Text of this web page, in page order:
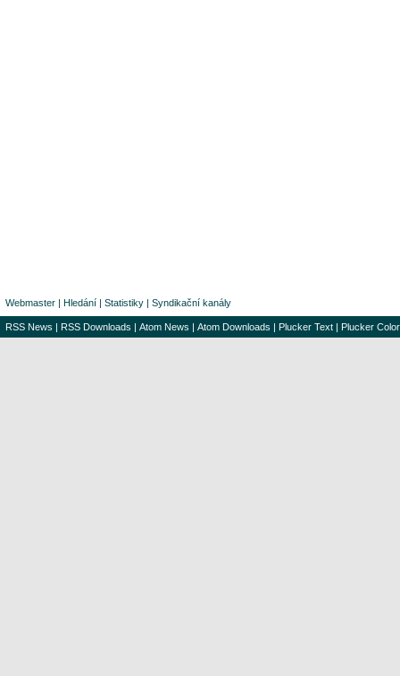
Webmaster | Hledání | Statistiky | Syndikační kanály
RSS News | RSS Downloads | Atom News | Atom Downloads | Plucker Text | Plucker Color